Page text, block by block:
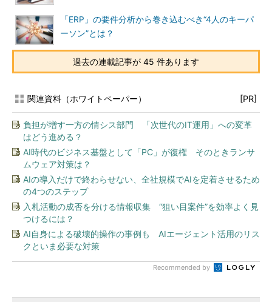
「ERP」の要件分析から巻き込むべき“4人のキーパ
ーソン”とは？
過去の連載記事が 45 件あります
関連資料（ホワイトペーパー） [PR]
負担が増す一方の情シス部門 「次世代のIT運用」への変革
はどう進める？
AI時代のビジネス基盤として「PC」が復権 そのときランサ
ムウェア対策は？
AIの導入だけで終わらせない、全社規模でAIを定着させるため
の4つのステップ
入札活動の成否を分ける情報収集 “狙い目案件”を効率よく見
つけるには？
AI自身による破壊的操作の事例も AIエージェント活用のリス
クといま必要な対策
Recommended by